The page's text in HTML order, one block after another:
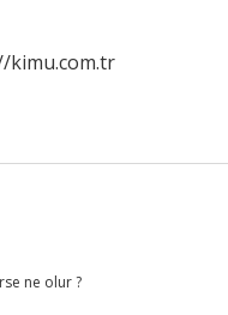
kimu.com.tr
ne olur ?